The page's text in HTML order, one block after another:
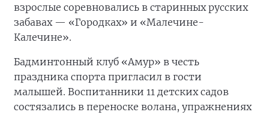
взрослые соревновались в старинных русских
забавах — «Городках» и «Малечине-
Калечине».
Бадминтонный клуб «Амур» в честь
праздника спорта пригласил в гости
малышей. Воспитанники 11 детских садов
состязались в переноске волана, упражнениях